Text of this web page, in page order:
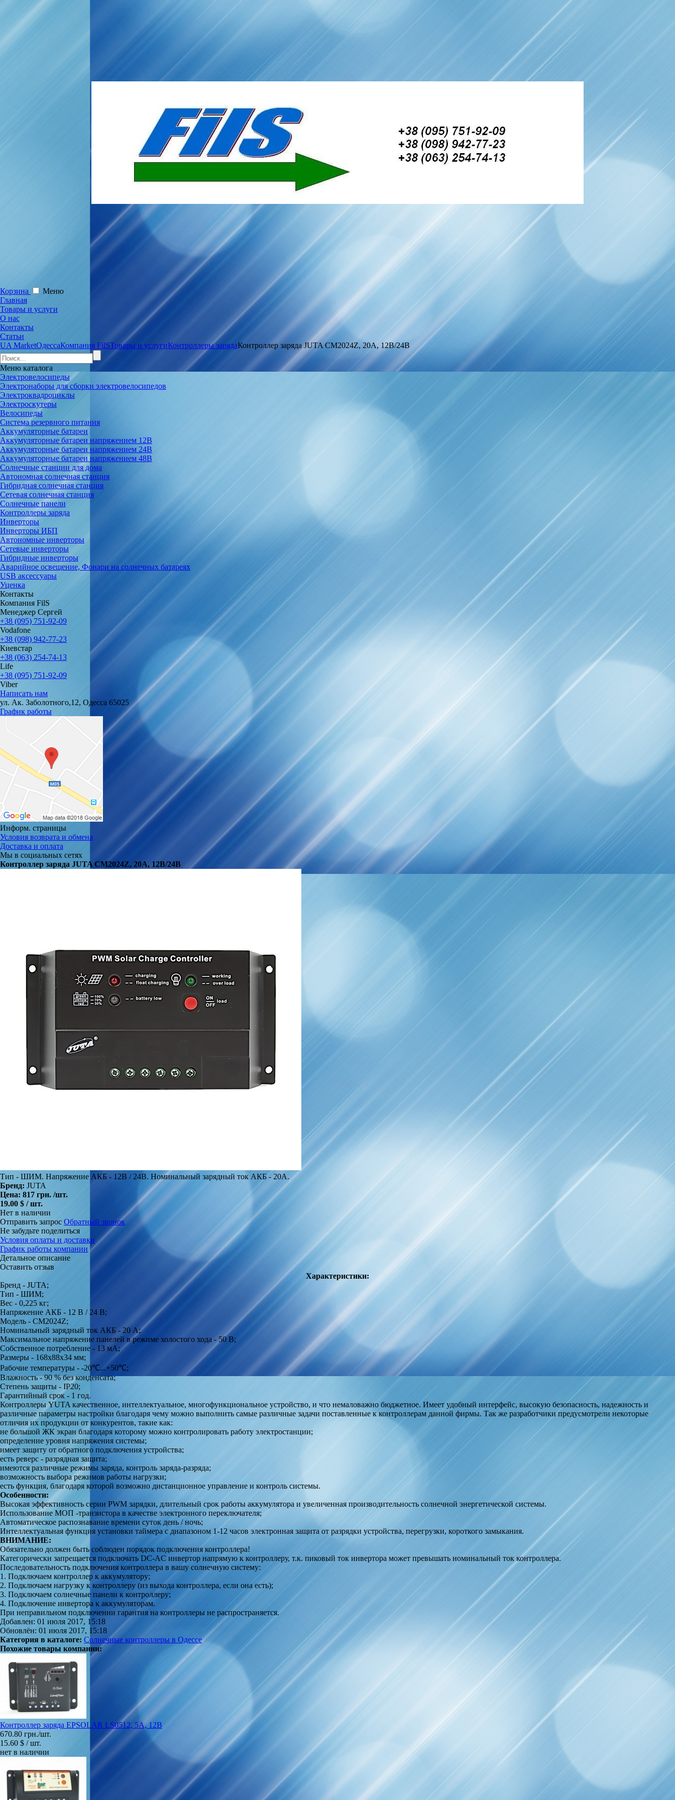
Корзина
Меню
Главная
Товары и услуги
О нас
Контакты
Статьи
UA MarketОдессаКомпания FilSТовары и услугиКонтроллеры зарядаКонтроллер заряда JUTA CM2024Z, 20А, 12В/24В
Меню каталога
Электровелосипеды
Электронаборы для сборки электровелосипедов
Электроквадроциклы
Электроскутеры
Велосипеды
Система резервного питания
Аккумуляторные батареи
Аккумуляторные батареи напряжением 12В
Аккумуляторные батареи напряжением 24В
Аккумуляторные батареи напряжением 48В
Солнечные станции для дома
Автономная солнечная станция
Гибридная солнечная станция
Сетевая солнечная станция
Солнечные панели
Контроллеры заряда
Инверторы
Инверторы ИБП
Автономные инверторы
Сетевые инверторы
Гибридные инверторы
Аварийное освещение, Фонари на солнечных батареях
USB аксессуары
Уценка
Контакты
Компания FilS
Менеджер Сергей
+38 (095) 751-92-09
Vodafone
+38 (098) 942-77-23
Киевстар
+38 (063) 254-74-13
Life
+38 (095) 751-92-09
Viber
Написать нам
ул. Ак. Заболотного,12, Одесса 65025
График работы
Информ. страницы
Условия возврата и обмена
Доставка и оплата
Мы в социальных сетях
Контроллер заряда JUTA CM2024Z, 20А, 12В/24В
Тип - ШИМ. Напряжение АКБ - 12В / 24В. Номинальный зарядный ток АКБ - 20A.
Бренд: JUTA
Цена: 817 грн. /шт.
19.00 $ / шт.
Нет в наличии
Отправить запрос Обратный звонок
Не забудьте поделиться
Условия оплаты и доставки
График работы компании
Детальное описание
Оставить отзыв
Характеристики:
Бренд - JUTA;
Тип - ШИМ;
Вес - 0,225 кг;
Напряжение АКБ - 12 В / 24 В;
Модель - CM2024Z;
Номинальный зарядный ток АКБ - 20 А;
Максимальное напряжение панелей в режиме холостого хода - 50 В;
Собственное потребление - 13 мА;
Размеры - 168х88х34 мм;
Рабочие температуры - -20℃...+50℃;
Влажность - 90 % без конденсата;
Степень защиты - IP20;
Гарантийный срок - 1 год.
Контроллеры YUTA качественное, интеллектуальное, многофункциональное устройство, и что немаловажно бюджетное. Имеет удобный интерфейс, высокую безопасность, надежность и
различные параметры настройки благодаря чему можно выполнить самые различные задачи поставленные к контроллерам данной фирмы. Так же разработчики предусмотрели некоторые
отличия их продукции от конкурентов, такие как:
не большой ЖК экран благодаря которому можно контролировать работу электростанции;
определение уровня напряжения системы;
имеет защиту от обратного подключения устройства;
есть реверс - разрядная защита;
имеются различные режимы заряда, контроль заряда-разряда;
возможность выбора режимов работы нагрузки;
есть функция, благодаря которой возможно дистанционное управление и контроль системы.
Особенности:
Высокая эффективность серии PWM зарядки, длительный срок работы аккумулятора и увеличенная производительность солнечной энергетической системы.
Использование МОП -транзистора в качестве электронного переключателя;
Автоматическое распознавание времени суток день / ночь;
Интеллектуальная функция установки таймера с диапазоном 1-12 часов электронная защита от разрядки устройства, перегрузки, короткого замыкания.
ВНИМАНИЕ:
Обязательно должен быть соблюден порядок подключения контроллера!
Категорически запрещается подключать DC-AC инвертор напрямую к контроллеру, т.к. пиковый ток инвертора может превышать номинальный ток контроллера.
Последовательность подключения контроллера в вашу солнечную систему:
1. Подключаем контроллер к аккумулятору;
2. Подключаем нагрузку к контроллеру (из выхода контроллера, если она есть);
3. Подключаем солнечные панели к контроллеру;
4. Подключение инвертора к аккумуляторам.
При неправильном подключении гарантия на контроллеры не распространяется.
Добавлен: 01 июля 2017, 15:18
Обновлён: 01 июля 2017, 15:18
Категория в каталоге: Солнечные контроллеры в Одессе
Похожие товары компании:
Контроллер заряда EPSOLAR LS0512, 5A, 12В
670.80 грн./шт.
15.60 $ / шт.
нет в наличии